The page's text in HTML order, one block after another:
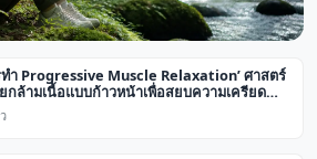
ทำ Progressive Muscle Relaxation’ ศาสตร์
กล้ามเนื้อแบบก้าวหน้าเพื่อสยบความเครียด